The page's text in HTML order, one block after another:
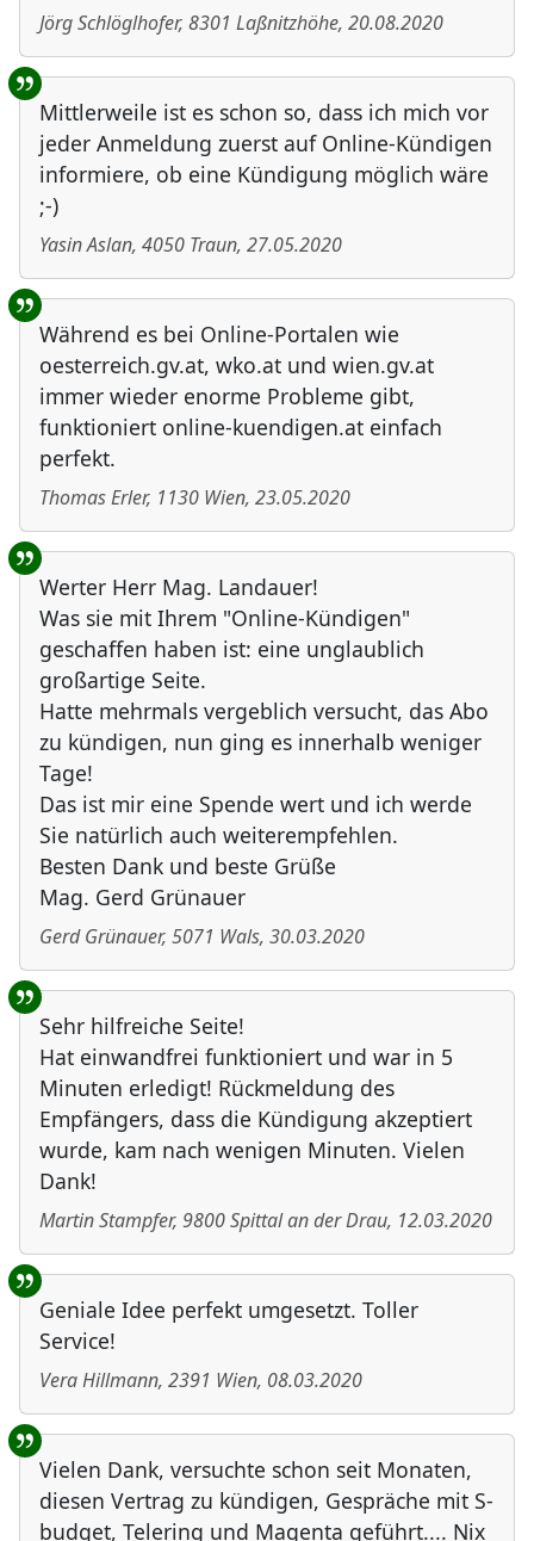
Jörg Schlöglhofer, 8301 Laßnitzhöhe, 20.08.2020
Mittlerweile ist es schon so, dass ich mich vor
jeder Anmeldung zuerst auf Online-Kündigen
informiere, ob eine Kündigung möglich wäre
;-)
Yasin Aslan, 4050 Traun, 27.05.2020
Während es bei Online-Portalen wie
oesterreich.gv.at, wko.at und wien.gv.at
immer wieder enorme Probleme gibt,
funktioniert online-kuendigen.at einfach
perfekt.
Thomas Erler, 1130 Wien, 23.05.2020
Werter Herr Mag. Landauer!
Was sie mit Ihrem "Online-Kündigen"
geschaffen haben ist: eine unglaublich
großartige Seite.
Hatte mehrmals vergeblich versucht, das Abo
zu kündigen, nun ging es innerhalb weniger
Tage!
Das ist mir eine Spende wert und ich werde
Sie natürlich auch weiterempfehlen.
Besten Dank und beste Grüße
Mag. Gerd Grünauer
Gerd Grünauer, 5071 Wals, 30.03.2020
Sehr hilfreiche Seite!
Hat einwandfrei funktioniert und war in 5
Minuten erledigt! Rückmeldung des
Empfängers, dass die Kündigung akzeptiert
wurde, kam nach wenigen Minuten. Vielen
Dank!
Martin Stampfer, 9800Spittal an der Drau, 12.03.2020
Geniale Idee perfekt umgesetzt. Toller
Service!
Vera Hillmann, 2391 Wien, 08.03.2020
Vielen Dank, versuchte schon seit Monaten,
diesen Vertrag zu kündigen, Gespräche mit S-
budget, Telering und Magenta geführt.... Nix